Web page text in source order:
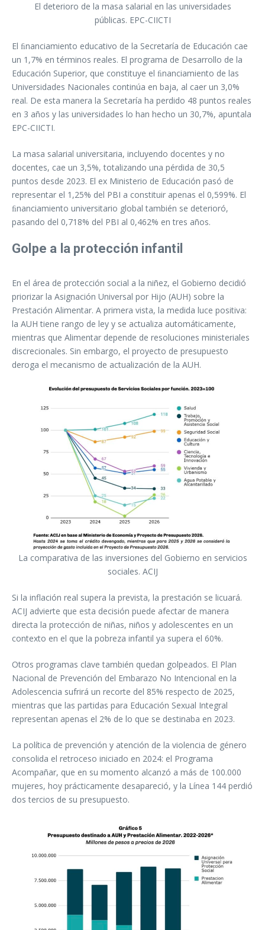
El deterioro de la masa salarial en las universidades
públicas. EPC-CIICTI
El ﬁnanciamiento educativo de la Secretaría de Educación cae
un 1,7% en términos reales. El programa de Desarrollo de la
Educación Superior, que constituye el ﬁnanciamiento de las
Universidades Nacionales continúa en baja, al caer un 3,0%
real. De esta manera la Secretaría ha perdido 48 puntos reales
en 3 años y las universidades lo han hecho un 30,7%, apuntala
EPC-CIICTI.
La masa salarial universitaria, incluyendo docentes y no
docentes, cae un 3,5%, totalizando una pérdida de 30,5
puntos desde 2023. El ex Ministerio de Educación pasó de
representar el 1,25% del PBI a constituir apenas el 0,599%. El
ﬁnanciamiento universitario global también se deterioró,
pasando del 0,718% del PBI al 0,462% en tres años.
Golpe a la protección infantil
En el área de protección social a la niñez, el Gobierno decidió
priorizar la Asignación Universal por Hijo (AUH) sobre la
Prestación Alimentar. A primera vista, la medida luce positiva:
la AUH tiene rango de ley y se actualiza automáticamente,
mientras que Alimentar depende de resoluciones ministeriales
discrecionales. Sin embargo, el proyecto de presupuesto
deroga el mecanismo de actualización de la AUH.
La comparativa de las inversiones del Gobierno en servicios
sociales. ACIJ
Si la inflación real supera la prevista, la prestación se licuará.
ACIJ advierte que esta decisión puede afectar de manera
directa la protección de niñas, niños y adolescentes en un
contexto en el que la pobreza infantil ya supera el 60%.
Otros programas clave también quedan golpeados. El Plan
Nacional de Prevención del Embarazo No Intencional en la
Adolescencia sufrirá un recorte del 85% respecto de 2025,
mientras que las partidas para Educación Sexual Integral
representan apenas el 2% de lo que se destinaba en 2023.
La política de prevención y atención de la violencia de género
consolida el retroceso iniciado en 2024: el Programa
Acompañar, que en su momento alcanzó a más de 100.000
mujeres, hoy prácticamente desapareció, y la Línea 144 perdió
dos tercios de su presupuesto.